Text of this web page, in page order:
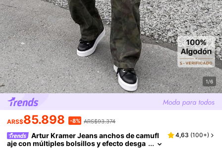
1/6
ARS$85.898 -8% ARS$93.374
Artur Kramer Jeans anchos de camufl
aje con múltiples bolsillos y efecto desga
4,63 (100+)